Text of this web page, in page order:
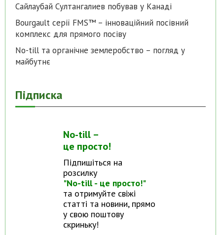
Сайлаубай Султангалиев побував у Канаді
Bourgault серії FMS™ – інноваційний посівний
комплекс для прямого посіву
No-till та органічне землеробство – погляд у
майбутнє
Підписка
No-till –
це просто!
Підпишіться на
розсилку
"No-till - це просто!"
та отримуйте свіжі
статті та новини, прямо
у свою поштову
скриньку!